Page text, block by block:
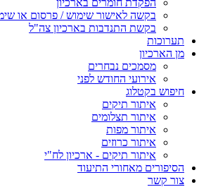
הפקדת חומרים בארכיון
בקשה לאישור שימוש / פרסום או
בקשת התנדבות בארכיון צה"ל
תערוכות
מן הארכיון
מסמכים נבחרים
אירועי החודש לפני
חיפוש בקטלוג
איתור תיקים
איתור תצלומים
איתור מפות
איתור כרוזים
איתור תיקים - ארכיון לח"י
הסיפורים מאחורי התיעוד
צור קשר